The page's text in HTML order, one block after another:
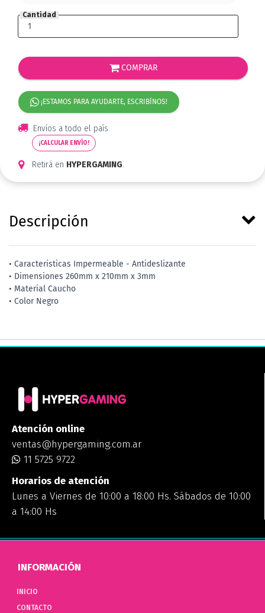
Cantidad
COMPRAR
¡ESTAMOS PARA AYUDARTE, ESCRIBÍNOS!
Envíos a todo el país
¡CALCULAR ENVÍO!
Retirá en HYPERGAMING.
Descripción
• Caracteristicas Impermeable - Antideslizante
• Dimensiones 260mm x 210mm x 3mm
• Material Caucho
• Color Negro
Atención online
ventas@hypergaming.com.ar
11 5725 9722
Horarios de atención
Lunes a Viernes de 10:00 a 18:00 Hs. Sábados de 10:00
a 14:00 Hs
INFORMACIÓN
INICIO
CONTACTO